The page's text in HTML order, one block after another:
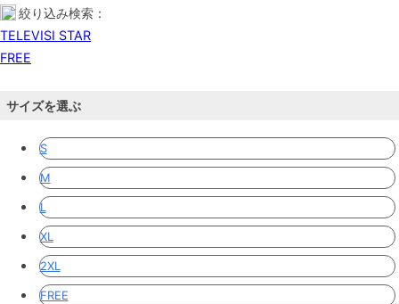
絞り込み検索：
TELEVISI STAR
FREE
サイズを選ぶ
S
M
L
XL
2XL
FREE